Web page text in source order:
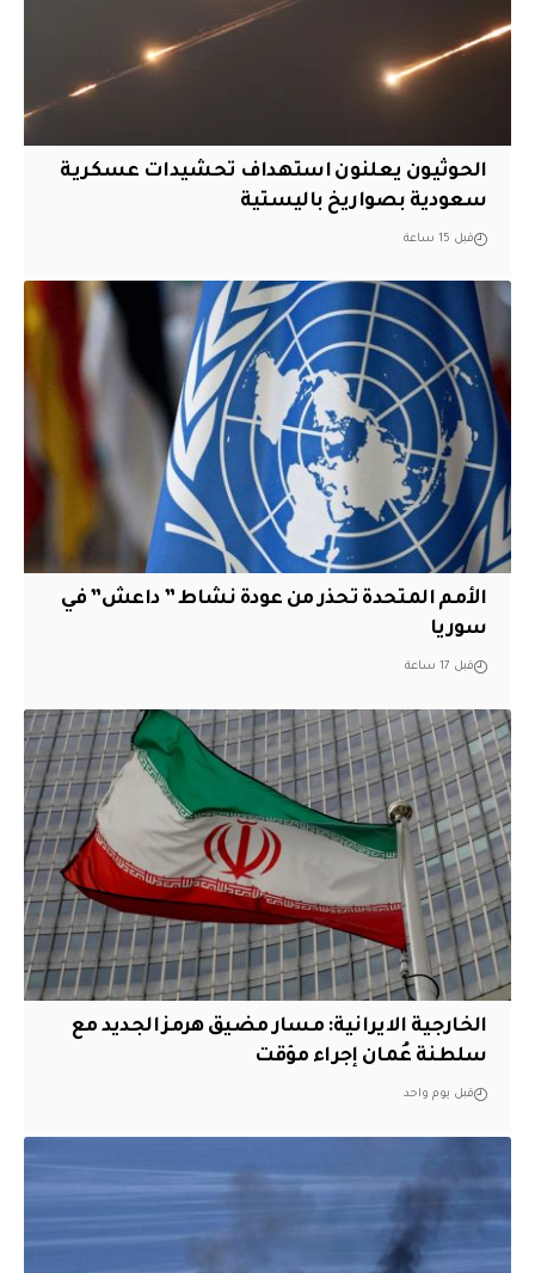
الحوثيون يعلنون استهداف تحشيدات عسكرية
سعودية بصواريخ باليستية
قبل 15 ساعة
الأمم المتحدة تحذر من عودة نشاط ” داعش” في
سوريا
قبل 17 ساعة
الخارجية الايرانية: مسار مضيق هرمز الجديد مع
سلطنة عُمان إجراء مؤقت
قبل يوم واحد